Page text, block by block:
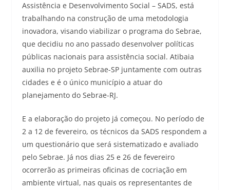
Assistência e Desenvolvimento Social – SADS, está
trabalhando na construção de uma metodologia
inovadora, visando viabilizar o programa do Sebrae,
que decidiu no ano passado desenvolver políticas
públicas nacionais para assistência social. Atibaia
auxilia no projeto Sebrae-SP juntamente com outras
cidades e é o único município a atuar do
planejamento do Sebrae-RJ.
E a elaboração do projeto já começou. No período de
2 a 12 de fevereiro, os técnicos da SADS respondem a
um questionário que será sistematizado e avaliado
pelo Sebrae. Já nos dias 25 e 26 de fevereiro
ocorrerão as primeiras oficinas de cocriação em
ambiente virtual, nas quais os representantes de